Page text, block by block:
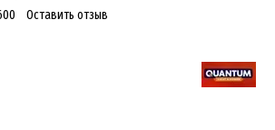
Оставить отзыв